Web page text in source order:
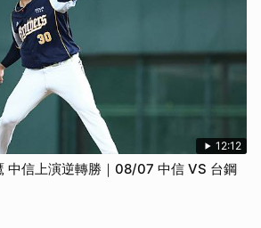
12:12
中信上演逆轉勝｜08/07 中信 VS 台鋼